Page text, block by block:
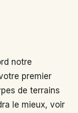
notre
premier
de terrains
le mieux, voir